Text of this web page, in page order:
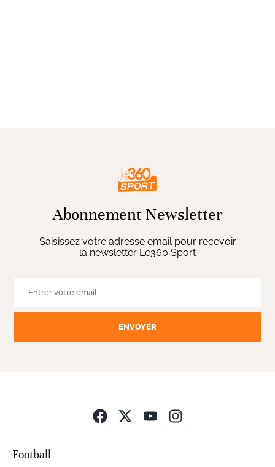
Abonnement Newsletter
Saisissez votre adresse email pour recevoir
la newsletter Le360 Sport
ENVOYER
Football